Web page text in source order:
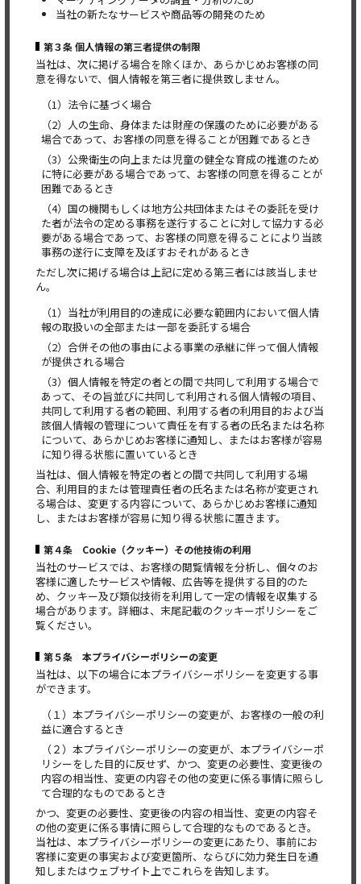
当社の新たなサービスや商品等の開発のため
第３条 個人情報の第三者提供の制限
当社は、次に掲げる場合を除くほか、あらかじめお客様の同
意を得ないで、個人情報を第三者に提供致しません。
（1）法令に基づく場合
（2）人の生命、身体または財産の保護のために必要がある
場合であって、お客様の同意を得ることが困難であるとき
（3）公衆衛生の向上または児童の健全な育成の推進のため
に特に必要がある場合であって、お客様の同意を得ることが
困難であるとき
（4）国の機関もしくは地方公共団体またはその委託を受け
た者が法令の定める事務を遂行することに対して協力する必
要がある場合であって、お客様の同意を得ることにより当該
事務の遂行に支障を及ぼすおそれがあるとき
ただし次に掲げる場合は上記に定める第三者には該当しませ
ん。
（1）当社が利用目的の達成に必要な範囲内において個人情
報の取扱いの全部または一部を委託する場合
（2）合併その他の事由による事業の承継に伴って個人情報
が提供される場合
（3）個人情報を特定の者との間で共同して利用する場合で
あって、その旨並びに共同して利用される個人情報の項目、
共同して利用する者の範囲、利用する者の利用目的および当
該個人情報の管理について責任を有する者の氏名または名称
について、あらかじめお客様に通知し、またはお客様が容易
に知り得る状態に置いているとき
当社は、個人情報を特定の者との間で共同して利用する場
合、利用目的または管理責任者の氏名または名称が変更され
る場合は、変更する内容について、あらかじめお客様に通知
し、またはお客様が容易に知り得る状態に置きます。
第４条 Cookie（クッキー）その他技術の利用
当社のサービスでは、お客様の閲覧情報を分析し、個々のお
客様に適したサービスや情報、広告等を提供する目的のた
め、クッキー及び類似技術を利用して一定の情報を収集する
場合があります。詳細は、末尾記載のクッキーポリシーをご
覧ください。
第５条 本プライバシーポリシーの変更
当社は、以下の場合に本プライバシーポリシーを変更する事
ができます。
（１）本プライバシーポリシーの変更が、お客様の一般の利
益に適合するとき
（２）本プライバシーポリシーの変更が、本プライバシーポ
リシーをした目的に反せず、かつ、変更の必要性、変更後の
内容の相当性、変更の内容その他の変更に係る事情に照らし
て合理的なものであるとき
かつ、変更の必要性、変更後の内容の相当性、変更の内容そ
の他の変更に係る事情に照らして合理的なものであるとき。
当社は、本プライバシーポリシーの変更にあたり、事前にお
客様に変更の事実および変更箇所、ならびに効力発生日を通
知しまたはウェブサイト上でこれらを告知します。